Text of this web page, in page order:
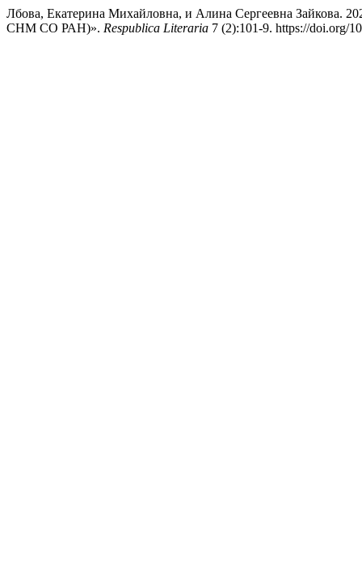
Лбова, Екатерина Михайловна, и Алина Сергеевна Зайкова.
СНМ СО РАН)». Respublica Literaria 7 (2):101-9. https://doi.org/